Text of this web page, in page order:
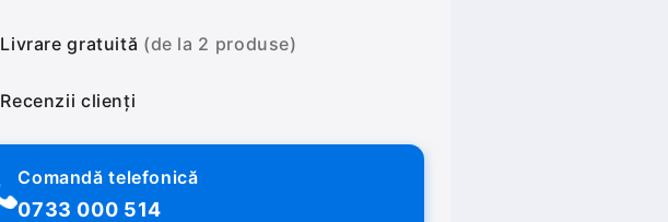
Livrare gratuită (de la 2 produse)
Recenzii clienți
Comandă telefonică
0733 000 514